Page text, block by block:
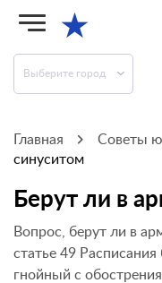
★
Выберите город
Главная Советы
синуситом
Берут ли в
Вопрос, берут ли в
статье 49
гнойный с